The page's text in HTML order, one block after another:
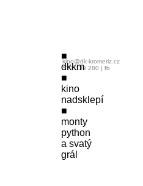
dkkm
kino
nadsklepí
monty
python
a svatý
grál
kino@dk-kromeriz.cz
573 339 280 | fb